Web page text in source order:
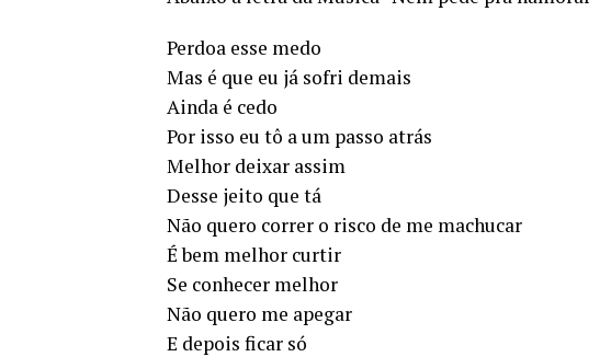
Perdoa esse medo
Mas é que eu já sofri demais
Ainda é cedo
Por isso eu tô a um passo atrás
Melhor deixar assim
Desse jeito que tá
Não quero correr o risco de me machucar
É bem melhor curtir
Se conhecer melhor
Não quero me apegar
E depois ficar só